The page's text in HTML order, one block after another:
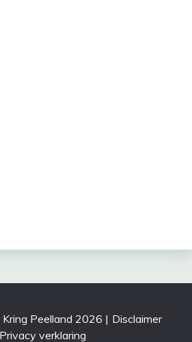
Peelland 2026 | Disclaimer
Privacy verklaring